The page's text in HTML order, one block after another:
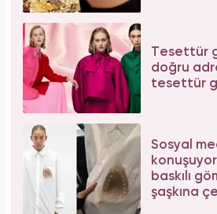
Tesettür
doğru
tesettür
Sosyal
baskılı
şaşkına